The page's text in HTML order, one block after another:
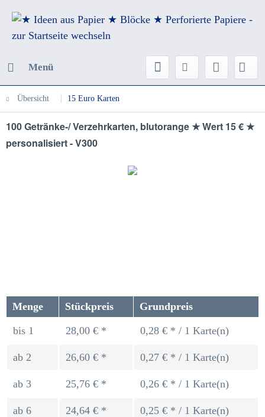
Menü
Übersicht 15 Euro Karten
100 Getränke-/ Verzehrkarten, blutorange ★ Wert 15 € ★
personalisiert - V300
Menge Stückpreis Grundpreis
bis 1 28,00 € * 0,28 € * / 1 Karte(n)
ab 2 26,60 € * 0,27 € * / 1 Karte(n)
ab 3 25,76 € * 0,26 € * / 1 Karte(n)
ab 6 24,64 € * 0,25 € * / 1 Karte(n)